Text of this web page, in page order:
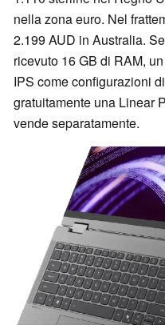
nella zona euro. Nel
2.199 AUD in Australia.
ricevuto 16 GB di RAM,
IPS come configurazioni
gratuitamente una Linear
vende separatamente.